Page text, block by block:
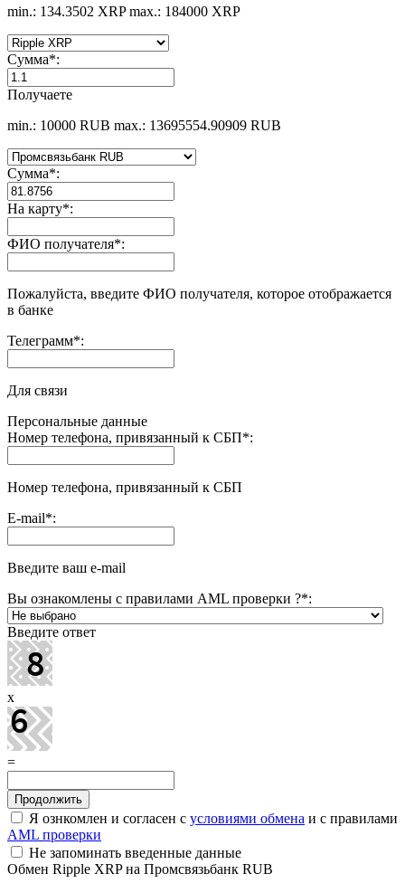
min.: 134.3502 XRP max.: 184000 XRP
Сумма*:
Получаете
min.: 10000 RUB max.: 13695554.90909 RUB
Сумма*:
На карту*:
ФИО получателя*:
Пожалуйста, введите ФИО получателя, которое отображается
в банке
Телеграмм*:
Для связи
Персональные данные
Номер телефона, привязанный к СБП*:
Номер телефона, привязанный к СБП
E-mail*:
Введите ваш e-mail
Вы ознакомлены с правилами AML проверки ?*:
Введите ответ
x
=
Я ознкомлен и согласен с условиями обмена и с правилами
AML проверки
Не запоминать введенные данные
Обмен Ripple XRP на Промсвязьбанк RUB